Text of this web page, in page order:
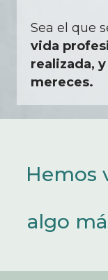
Sea el que
vida
realizada,
mereces.
Hemos
algo